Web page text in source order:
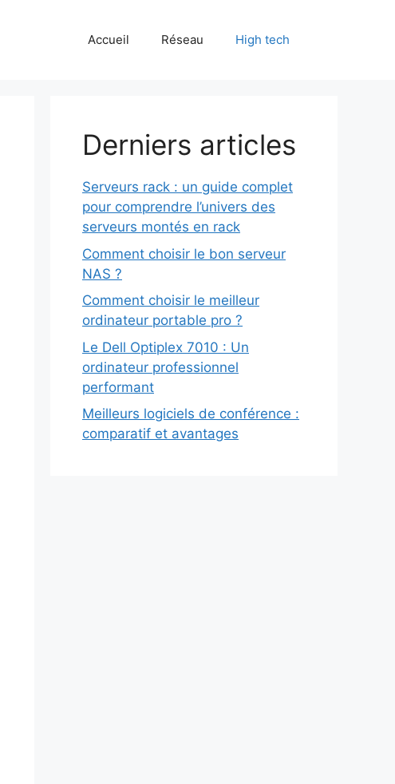
Accueil Réseau High tech
Derniers articles
Serveurs rack : un guide complet
pour comprendre l’univers des
serveurs montés en rack
Comment choisir le bon serveur
NAS ?
Comment choisir le meilleur
ordinateur portable pro ?
Le Dell Optiplex 7010 : Un
ordinateur professionnel
performant
Meilleurs logiciels de conférence :
comparatif et avantages